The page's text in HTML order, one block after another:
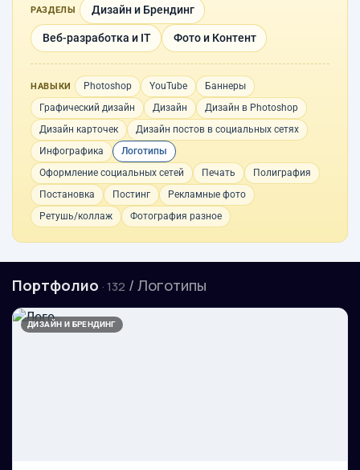
РАЗДЕЛЫ Дизайн и Брендинг
Веб-разработка и IT Фото и Контент
НАВЫКИ Photoshop YouTube
Баннеры
Графический дизайн
Дизайн
Дизайн в Photoshop
Дизайн карточек
Дизайн постов в социальных сетях
Инфографика
Логотипы
Оформление социальных сетей
Печать
Полиграфия
Постановка
Постинг
Рекламные фото
Ретушь/коллаж
Фотография разное
Портфолио · 132 / Логотипы
ДИЗАЙН И БРЕНДИНГ